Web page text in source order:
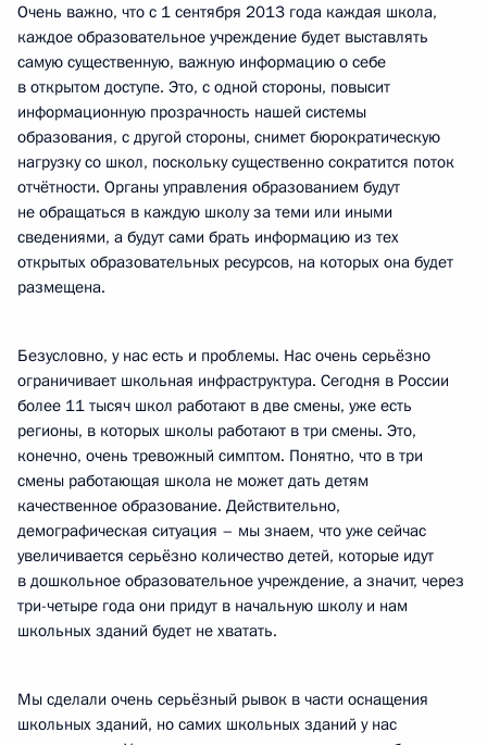
Очень важно, что с 1 сентября 2013 года каждая школа,
каждое образовательное учреждение будет выставлять
самую существенную, важную информацию о себе
в открытом доступе. Это, с одной стороны, повысит
информационную прозрачность нашей системы
образования, с другой стороны, снимет бюрократическую
нагрузку со школ, поскольку существенно сократится поток
отчётности. Органы управления образованием будут
не обращаться в каждую школу за теми или иными
сведениями, а будут сами брать информацию из тех
открытых образовательных ресурсов, на которых она будет
размещена.
Безусловно, у нас есть и проблемы. Нас очень серьёзно
ограничивает школьная инфраструктура. Сегодня в России
более 11 тысяч школ работают в две смены, уже есть
регионы, в которых школы работают в три смены. Это,
конечно, очень тревожный симптом. Понятно, что в три
смены работающая школа не может дать детям
качественное образование. Действительно,
демографическая ситуация – мы знаем, что уже сейчас
увеличивается серьёзно количество детей, которые идут
в дошкольное образовательное учреждение, а значит, через
три-четыре года они придут в начальную школу и нам
школьных зданий будет не хватать.
Мы сделали очень серьёзный рывок в части оснащения
школьных зданий, но самих школьных зданий у нас